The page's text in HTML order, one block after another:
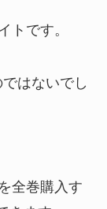
トです。
はないでし
全巻購入す